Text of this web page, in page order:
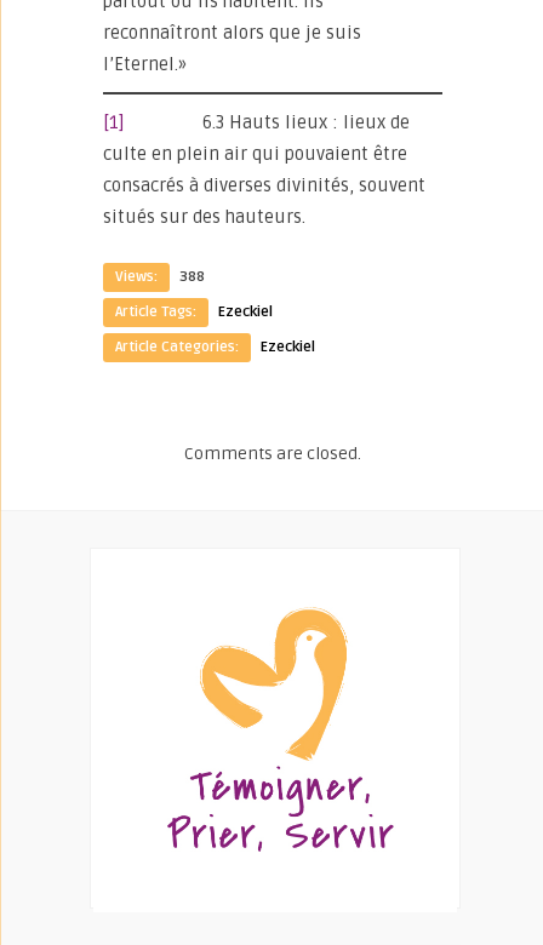
reconnaîtront alors que je suis
l’Eternel.»
[1]
6.3 Hauts lieux : lieux de
culte en plein air qui pouvaient être
consacrés à diverses divinités, souvent
situés sur des hauteurs.
Views:
388
Article Tags:
Ezeckiel
Article Categories:
Ezeckiel
Comments are closed.